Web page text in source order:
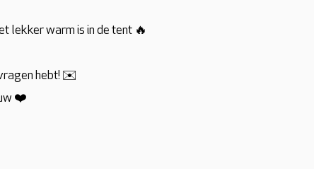
lekker warm is in de tent 🔥
hebt! ✉️
❤️